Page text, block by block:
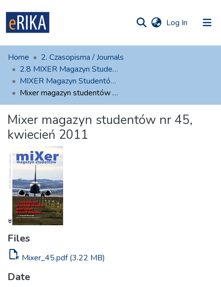
Log In (current)
UAFM
Information
For authors
Contact
Home
2. Czasopisma / Journals
2.8 MIXER Magazyn Studentów
MIXER Magazyn Studentów, 2011
Mixer magazyn studentów nr 45, kwiecień 2011
Mixer magazyn studentów nr 45,
kwiecień 2011
Files
file_open Mixer_45.pdf(3.22 MB)
Date